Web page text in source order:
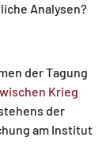
Analysen?
der Tagung
Krieg
der
am Institut